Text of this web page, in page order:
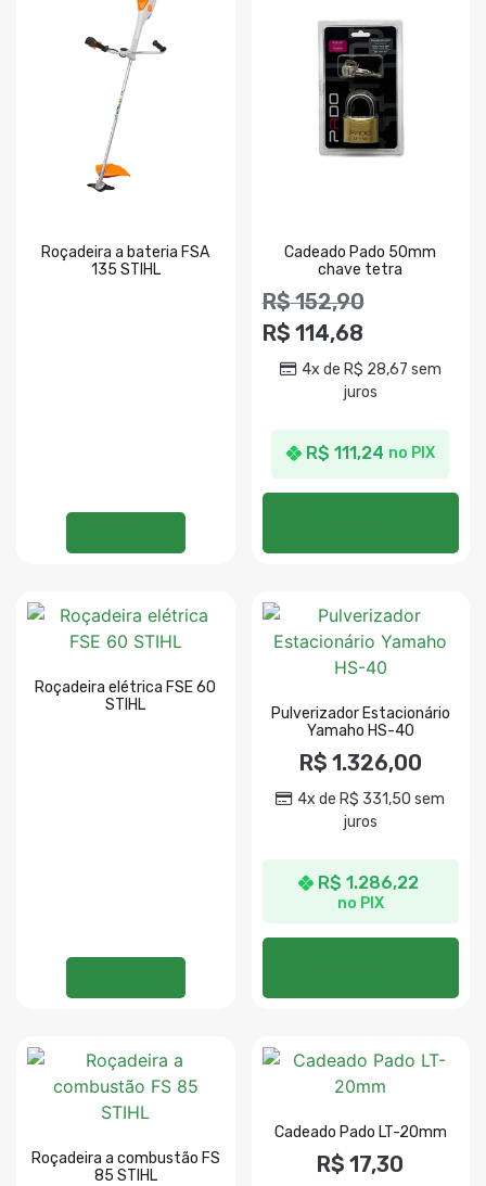
Roçadeira a bateria FSA
135 STIHL
Cadeado Pado 50mm
chave tetra
R$152,90
R$ 114,68
4x de R$ 28,67 sem
juros
R$ 111,24 no PIX
Roçadeira elétrica FSE 60
STIHL
Pulverizador Estacionário
Yamaho HS-40
R$ 1.326,00
4x de R$ 331,50 sem
juros
R$ 1.286,22
no PIX
Roçadeira a combustão FS
85 STIHL
Cadeado Pado LT-20mm
R$ 17,30